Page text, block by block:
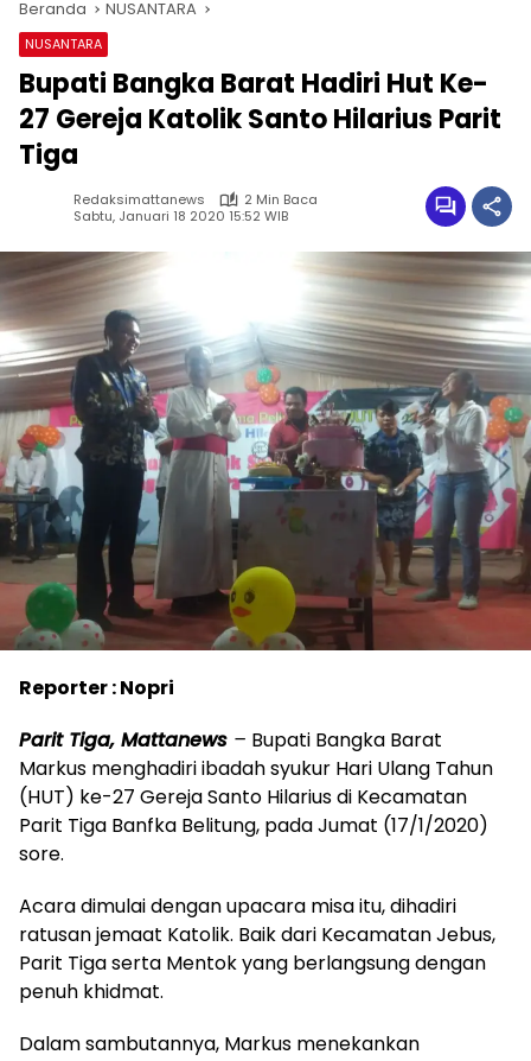
Beranda NUSANTARA
NUSANTARA
Bupati Bangka Barat Hadiri Hut Ke-
27 Gereja Katolik Santo Hilarius Parit
Tiga
Redaksimattanews
2 Min Baca
Sabtu, Januari 18 2020 15:52 WIB
Reporter : Nopri
Parit Tiga, Mattanews – Bupati Bangka Barat
Markus menghadiri ibadah syukur Hari Ulang Tahun
(HUT) ke-27 Gereja Santo Hilarius di Kecamatan
Parit Tiga Banfka Belitung, pada Jumat (17/1/2020)
sore.
Acara dimulai dengan upacara misa itu, dihadiri
ratusan jemaat Katolik. Baik dari Kecamatan Jebus,
Parit Tiga serta Mentok yang berlangsung dengan
penuh khidmat.
Dalam sambutannya, Markus menekankan